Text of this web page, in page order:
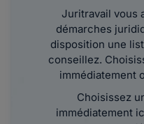
Juritravail vous
démarches
disposition une
conseillez.
immédiatement
Choisissez
immédiatement